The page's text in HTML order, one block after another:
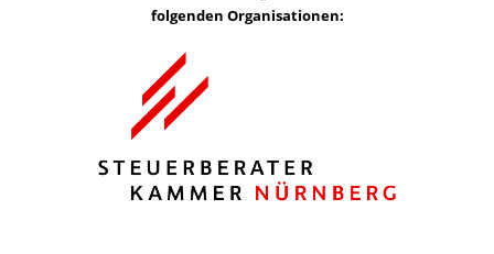
folgenden Organisationen: